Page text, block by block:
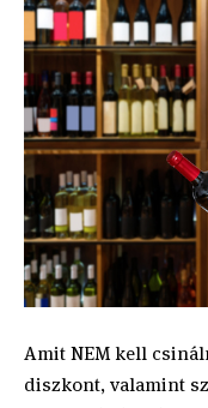
Amit NEM kell
diszkont, valamint